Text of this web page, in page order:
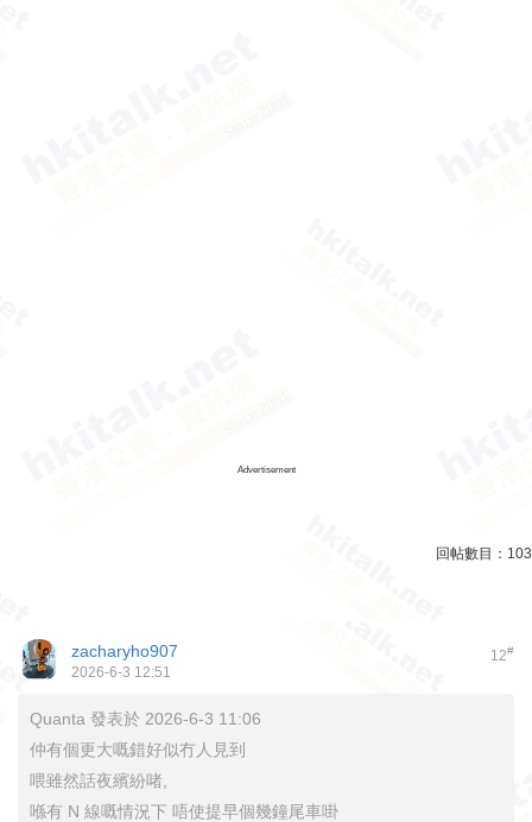
Advertisement
回帖數目： 103
12#
zacharyho907
2026-6-3 12:51
Quanta 發表於 2026-6-3 11:06
仲有個更大嘅錯好似冇人見到
喂雖然話夜繽紛啫,
喺有 N 線嘅情況下 唔使提早個幾鐘尾車啩